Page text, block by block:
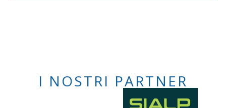
I NOSTRI PARTNER